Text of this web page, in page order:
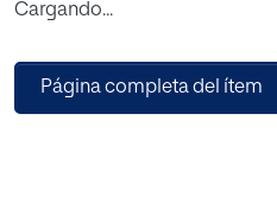
la de Berlín (2003), pasando
intermedias y Reuniones de
Europeo.
Cargando...
Página completa del ítem